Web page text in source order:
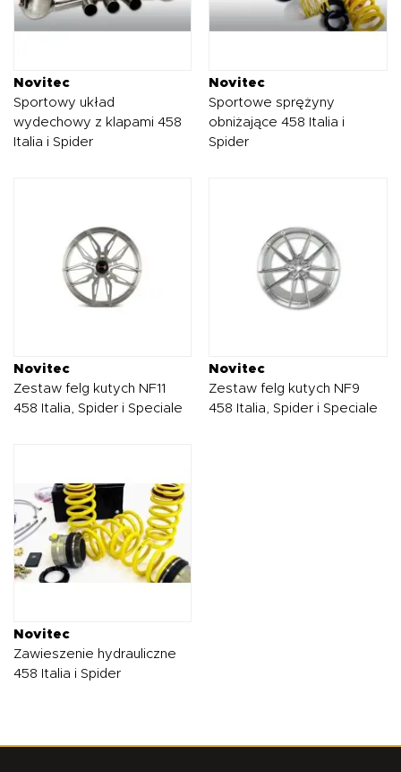
Novitec
Sportowy układ
wydechowy z klapami 458
Italia i Spider
Novitec
Sportowe sprężyny
obniżające 458 Italia i
Spider
Novitec
Zestaw felg kutych NF11
458 Italia, Spider i Speciale
Novitec
Zestaw felg kutych NF9
458 Italia, Spider i Speciale
Novitec
Zawieszenie hydrauliczne
458 Italia i Spider